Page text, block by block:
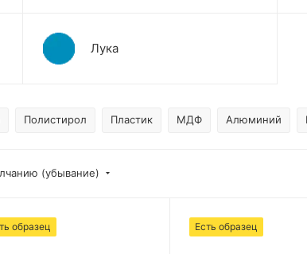
Лука
Полистирол Пластик МДФ Алюминий
(убывание)
образец Есть образец